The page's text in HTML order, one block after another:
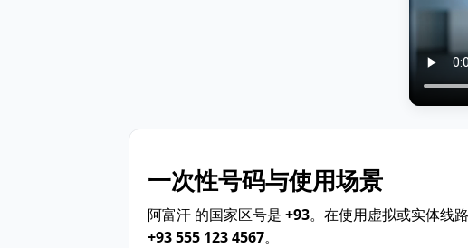
一次性号码与使用场景
阿富汗 的国家区号是 +93。在使用虚拟或实体线
+93 555 123 4567。